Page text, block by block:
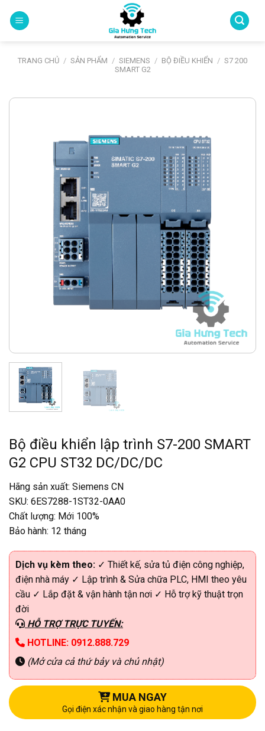
TRANG CHỦ / SẢN PHẨM / SIEMENS / BỘ ĐIỀU KHIỂN / S7 200
SMART G2
Bộ điều khiển lập trình S7-200 SMART
G2 CPU ST32 DC/DC/DC
Hãng sản xuất: Siemens CN
SKU: 6ES7288-1ST32-0AA0
Chất lượng: Mới 100%
Bảo hành: 12 tháng
Dịch vụ kèm theo: ✓ Thiết kế, sửa tủ điện công nghiệp,
điện nhà máy ✓ Lập trình & Sửa chữa PLC, HMI theo yêu
cầu ✓ Lắp đặt & vận hành tận nơi ✓ Hỗ trợ kỹ thuật trọn
đời
HỖ TRỢ TRỰC TUYẾN:
HOTLINE: 0912.888.729
(Mở cửa cả thứ bảy và chủ nhật)
MUA NGAY
Gọi điện xác nhận và giao hàng tận nơi